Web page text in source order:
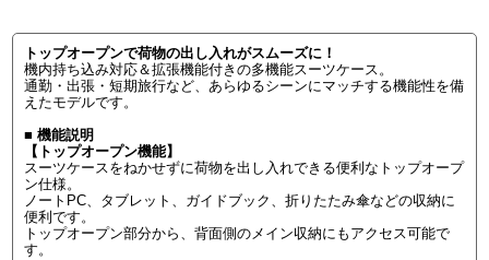
トップオープンで荷物の出し入れがスムーズに！
機内持ち込み対応＆拡張機能付きの多機能スーツケース。
通勤・出張・短期旅行など、あらゆるシーンにマッチする機能性を備
えたモデルです。
■ 機能説明
【トップオープン機能】
スーツケースをねかせずに荷物を出し入れできる便利なトップオープ
ン仕様。
ノートPC、タブレット、ガイドブック、折りたたみ傘などの収納に
便利です。
トップオープン部分から、背面側のメイン収納にもアクセス可能で
す。